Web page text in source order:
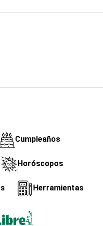
Cumpleaños
Horóscopos
Herramientas